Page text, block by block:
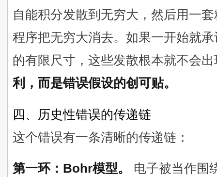
自能积分发散到无穷大，然后用一
程序把无穷大消去。如果一开始就
的有限尺寸，这些发散根本就不会
利，而是错误假设的创可贴。
四、历史性错误的传递链
这个错误有一条清晰的传递链：
第一环：Bohr模型。 电子被当作围